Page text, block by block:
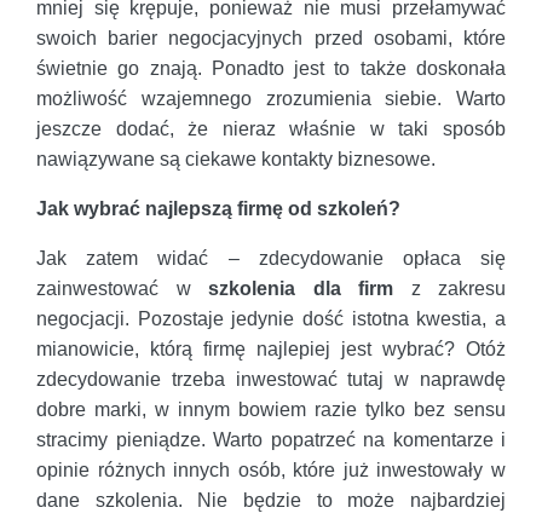
mniej się krępuje, ponieważ nie musi przełamywać
swoich barier negocjacyjnych przed osobami, które
świetnie go znają. Ponadto jest to także doskonała
możliwość wzajemnego zrozumienia siebie. Warto
jeszcze dodać, że nieraz właśnie w taki sposób
nawiązywane są ciekawe kontakty biznesowe.
Jak wybrać najlepszą firmę od szkoleń?
Jak zatem widać – zdecydowanie opłaca się
zainwestować w szkolenia dla firm z zakresu
negocjacji. Pozostaje jedynie dość istotna kwestia, a
mianowicie, którą firmę najlepiej jest wybrać? Otóż
zdecydowanie trzeba inwestować tutaj w naprawdę
dobre marki, w innym bowiem razie tylko bez sensu
stracimy pieniądze. Warto popatrzeć na komentarze i
opinie różnych innych osób, które już inwestowały w
dane szkolenia. Nie będzie to może najbardziej